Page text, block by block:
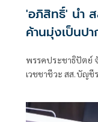
'อภิสิทธิ์' นำ
ค้านมุ่งเป็นปา
พรรคประชาธิปัตย์
เวชชาชีวะ สส.บัญ
และชะลอน้ำรองรั
ให้น้ำไหลบ่าเข้าท่วม